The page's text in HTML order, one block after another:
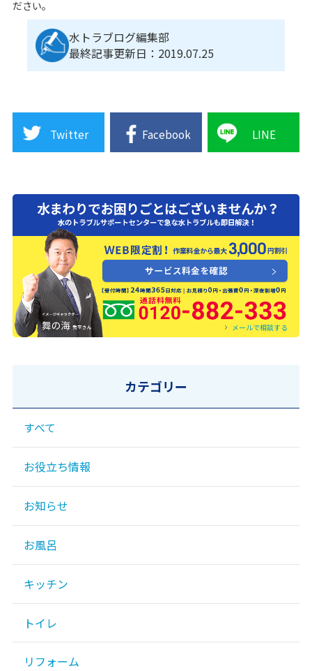
ださい。
水トラブログ編集部
最終記事更新日：2019.07.25
Twitter Facebook LINE
0120-882-333
メールで相談する
カテゴリー
すべて
お役立ち情報
お知らせ
お風呂
キッチン
トイレ
リフォーム